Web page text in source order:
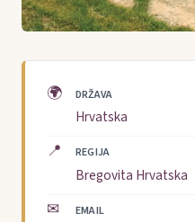
🌍 DRŽAVA
Hrvatska
📍 REGIJA
Bregovita Hrvatska
✉ EMAIL